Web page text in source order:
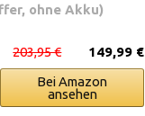
ohne Akku)
149,99 €
203,95 €
Bei Amazon
ansehen